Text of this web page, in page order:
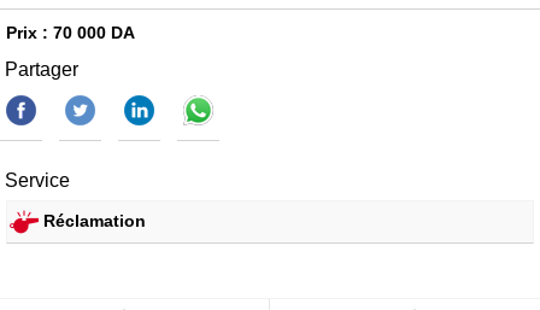
Prix : 70 000 DA
Partager
Service
Réclamation